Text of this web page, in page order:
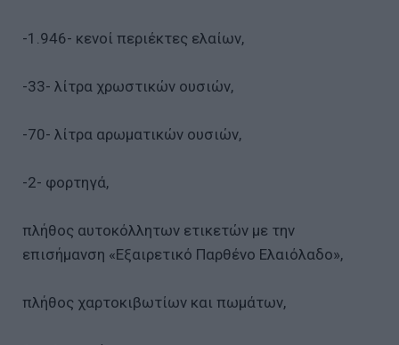
-1.946- κενοί περιέκτες ελαίων,
-33- λίτρα χρωστικών ουσιών,
-70- λίτρα αρωματικών ουσιών,
-2- φορτηγά,
πλήθος αυτοκόλλητων ετικετών με την
επισήμανση «Εξαιρετικό Παρθένο Ελαιόλαδο»,
πλήθος χαρτοκιβωτίων και πωμάτων,